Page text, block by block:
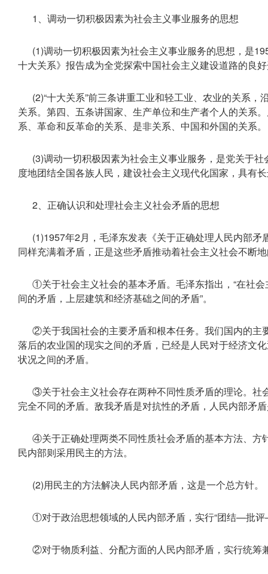
1、调动一切积极因素为社会主义事业服务的思想
(1)调动一切积极因素为社会主义事业服务的思想，是
十大关系》报告成为全党探索中国社会主义建设道路的良
(2)“十大关系”前三条讲重工业和轻工业、农业的关系
关系。第四、五条讲国家、生产单位和生产者个人的关系
系、革命和反革命的关系、是非关系、中国和外国的关系。
(3)调动一切积极因素为社会主义事业服务，是党关于
度地团结全国各族人民，建设社会主义现代化国家，具有
2、正确认识和处理社会主义社会矛盾的思想
(1)1957年2月，毛泽东发表《关于正确处理人民内部
同样充满着矛盾，正是这些矛盾推动着社会主义社会不断
①关于社会主义社会的基本矛盾。毛泽东指出，“在社
间的矛盾，上层建筑和经济基础之间的矛盾”。
②关于我国社会的主要矛盾和根本任务。我们国内的主
落后的农业国的现实之间的矛盾，已经是人民对于经济文
状况之间的矛盾。
③关于社会主义社会存在两种不同性质矛盾的理论。社
完全不同的矛盾。敌我矛盾是对抗性的矛盾，人民内部矛
④关于正确处理两类不同性质社会矛盾的基本方法、方
民内部则采用民主的方法。
(2)用民主的方法解决人民内部矛盾，这是一个总方针。
①对于政治思想领域的人民内部矛盾，实行“团结—批
②对于物质利益、分配方面的人民内部矛盾，实行统筹